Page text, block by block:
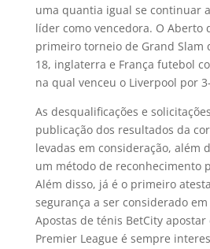
uma quantia igual se continuar
líder como vencedora. O Aberto
primeiro torneio de Grand Slam
18, inglaterra e França futebol
na qual venceu o Liverpool por
As desqualificações e
publicação dos resultados da
levadas em consideração, além
um método de reconhecimento
Além disso, já é o primeiro
segurança a ser considerado
Apostas de ténis BetCity apostar
Premier League é sempre